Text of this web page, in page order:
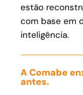
estão
com base em
inteligência.
A Comabe
antes.